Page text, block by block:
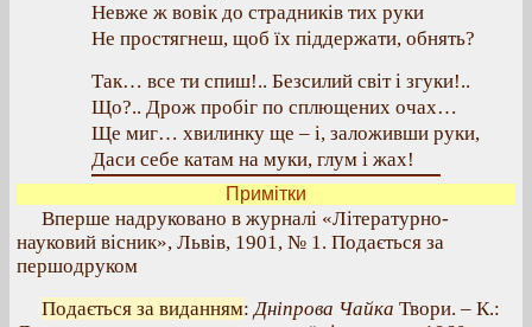
Невже ж вовік до страдників тих руки
Не простягнеш, щоб їх піддержати, обнять?
Так… все ти спиш!.. Безсилий світ і згуки!..
Що?.. Дрож пробіг по сплющених очах…
Ще миг… хвилинку ще – і, заложивши руки,
Даси себе катам на муки, глум і жах!
Примітки
Вперше надруковано в журналі «Літературно-
науковий вісник», Львів, 1901, № 1. Подається за
першодруком
Подається за виданням:Дніпрова Чайка Твори. – К.: